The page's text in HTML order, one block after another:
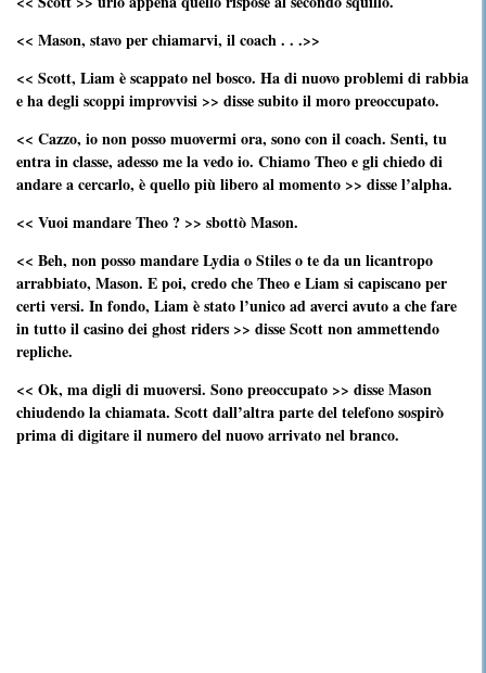
<< Mason, stavo per chiamarvi, il coach . . .>>
<< Scott, Liam è scappato nel bosco. Ha di nuovo problemi di rabbia
e ha degli scoppi improvvisi >> disse subito il moro preoccupato.
<< Cazzo, io non posso muovermi ora, sono con il coach. Senti, tu
entra in classe, adesso me la vedo io. Chiamo Theo e gli chiedo di
andare a cercarlo, è quello più libero al momento >> disse l’alpha.
<< Vuoi mandare Theo ? >> sbottò Mason.
<< Beh, non posso mandare Lydia o Stiles o te da un licantropo
arrabbiato, Mason. E poi, credo che Theo e Liam si capiscano per
certi versi. In fondo, Liam è stato l’unico ad averci avuto a che fare
in tutto il casino dei ghost riders >> disse Scott non ammettendo
repliche.
<< Ok, ma digli di muoversi. Sono preoccupato >> disse Mason
chiudendo la chiamata. Scott dall’altra parte del telefono sospirò
prima di digitare il numero del nuovo arrivato nel branco.